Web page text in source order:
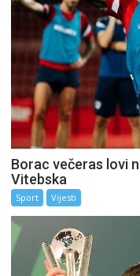
Borac večeras lovi
Vitebska
Sport Vijesti